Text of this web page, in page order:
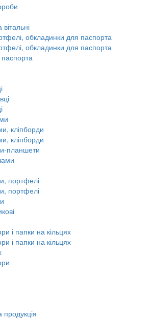
обкладинки для паспорта
обкладинки для паспорта
кліпборди
кліпборди
планшети
портфелі
портфелі
і папки на кільцях
і папки на кільцях